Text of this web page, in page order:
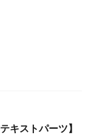
キストパーツ】